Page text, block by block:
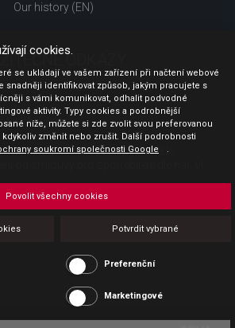
Our history (EN)
ODKAZY
údajů
kupní smlouvy pro spotřebitele
cookies.
se ukládají ve vašem zařízení při načtení webové
snadněji identifikovat způsob, jakým pracujete s
s vámi komunikovat, odhalit podvodné
aktivity. Typy cookies a podrobnější
níže, můžete si zde zvolit svou preferovanou
kdykoliv změnit nebo zrušit. Další podrobnosti
soukromí společnosti Google .
Potvrdit vybrané
Povolit všechny cookies
Preferenční
Marketingové